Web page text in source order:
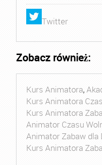
Twitter
Zobacz również:
Kurs Animatora,
Kurs Animatora
Kurs Animatora
Animator Czasu
Animator Zabaw dla
Kurs Animatora